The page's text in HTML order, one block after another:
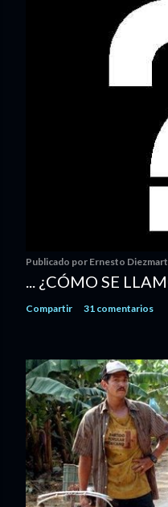
Publicado por Ernesto
... ¿CÓMO SE
Compartir 31 comentarios